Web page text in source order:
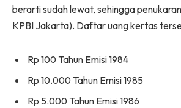
berarti sudah lewat, sehingga
KPBI Jakarta). Daftar uang kertas
Rp 100 Tahun Emisi 1984
Rp 10.000 Tahun Emisi 1985
Rp 5.000 Tahun Emisi 1986